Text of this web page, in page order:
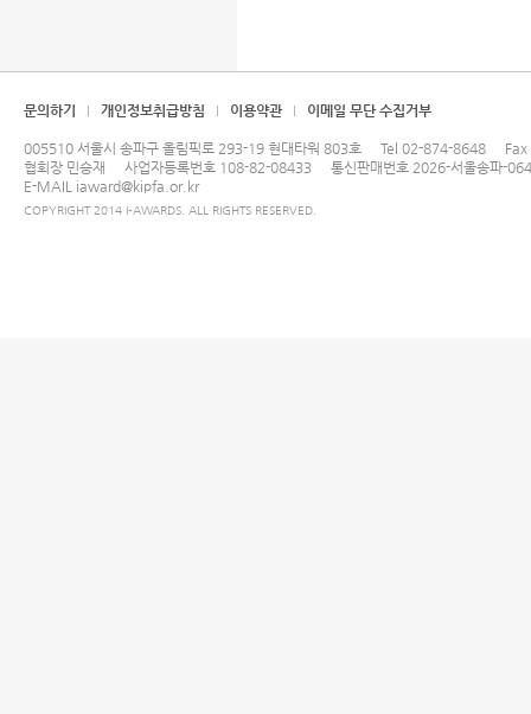
문의하기 개인정보취급방침 이용약관 이메일 무단 수집거부
005510 서울시 송파구 올림픽로 293-19 현대타워 803호 Tel 02-874-8648
협회장 민승재
사업자등록번호 108-82-08433
통신판매번호 2026-서울송파-
E-MAIL iaward@kipfa.or.kr
COPYRIGHT 2014 I-AWARDS. ALL RIGHTS RESERVED.